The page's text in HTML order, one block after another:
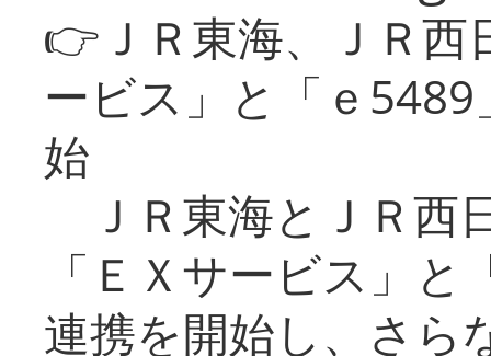
👉ＪＲ東海、ＪＲ
ービス」と「ｅ
始
ＪＲ東海とＪＲ西
「ＥＸサービス」
連携を開始し、さら